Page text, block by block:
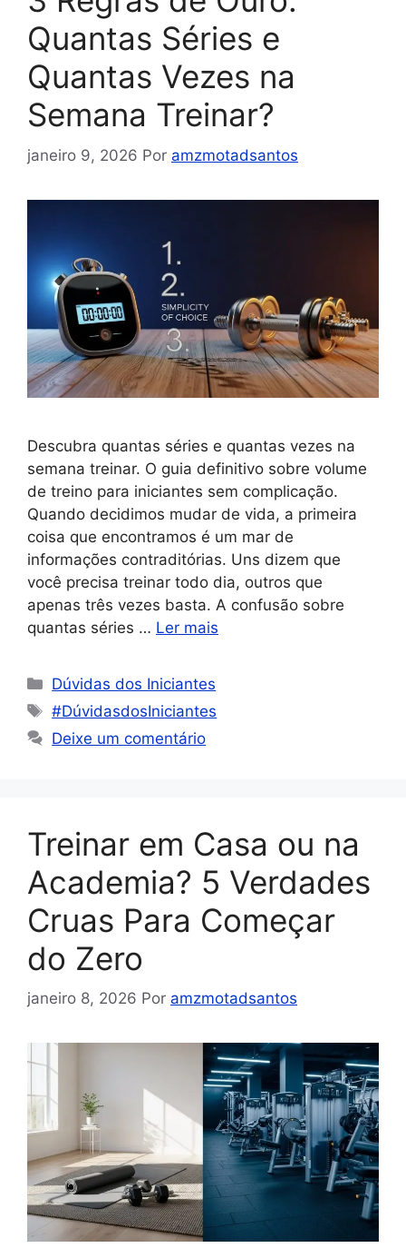
Quantas Séries e
Quantas Vezes na
Semana Treinar?
janeiro 9, 2026 Por amzmotadsantos
Descubra quantas séries e quantas vezes na
semana treinar. O guia definitivo sobre volume
de treino para iniciantes sem complicação.
Quando decidimos mudar de vida, a primeira
coisa que encontramos é um mar de
informações contraditórias. Uns dizem que
você precisa treinar todo dia, outros que
apenas três vezes basta. A confusão sobre
quantas séries … Ler mais
Dúvidas dos Iniciantes
#DúvidasdosIniciantes
Deixe um comentário
Treinar em Casa ou na
Academia? 5 Verdades
Cruas Para Começar
do Zero
janeiro 8, 2026 Por amzmotadsantos